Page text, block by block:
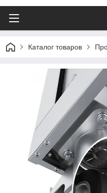
Каталог товаров